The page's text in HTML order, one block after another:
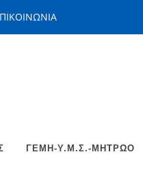
ΓΕΜΗ-Υ.Μ.Σ.-ΜΗΤΡΩΟ